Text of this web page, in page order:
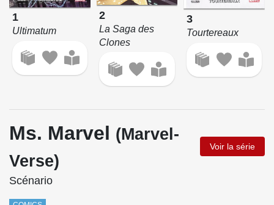
1
Ultimatum
2
La Saga des
Clones
3
Tourtereaux
Ms. Marvel (Marvel-
Verse)
Voir la série
Scénario